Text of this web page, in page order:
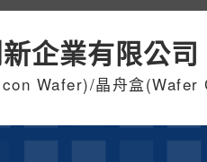
企業有限公司
Wafer)/晶舟盒(Wafer